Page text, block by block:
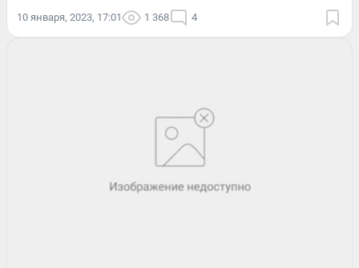
10 января, 2023, 17:01 1 368 4